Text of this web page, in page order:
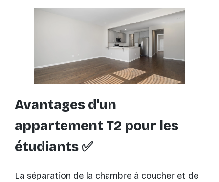
Avantages d'un
appartement T2 pour les
étudiants ✅
La séparation de la chambre à coucher et de